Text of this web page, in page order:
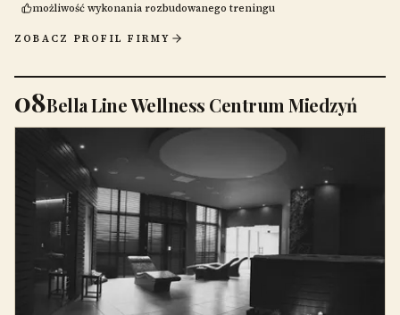
możliwość wykonania rozbudowanego treningu
ZOBACZ PROFIL FIRMY
08Bella Line Wellness Centrum Miedzyń